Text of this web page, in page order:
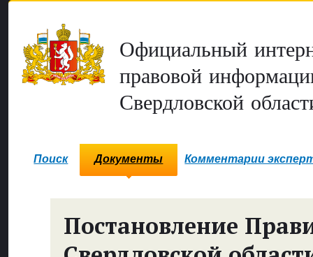
Официальный
правовой
Свердловской
Поиск Документы Комментарии
Постановление